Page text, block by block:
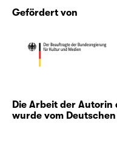
Gefördert von
Die Arbeit der
wurde vom